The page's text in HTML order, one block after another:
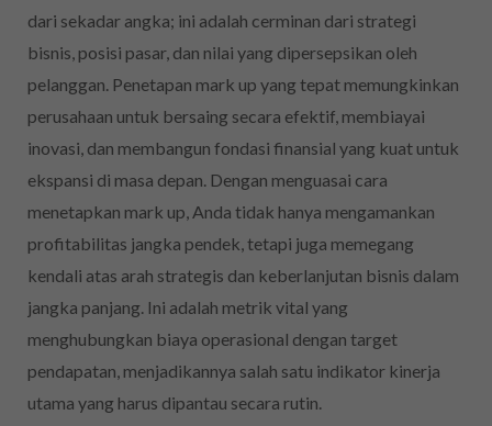
dari sekadar angka; ini adalah cerminan dari strategi
bisnis, posisi pasar, dan nilai yang dipersepsikan oleh
pelanggan. Penetapan mark up yang tepat memungkinkan
perusahaan untuk bersaing secara efektif, membiayai
inovasi, dan membangun fondasi finansial yang kuat untuk
ekspansi di masa depan. Dengan menguasai cara
menetapkan mark up, Anda tidak hanya mengamankan
profitabilitas jangka pendek, tetapi juga memegang
kendali atas arah strategis dan keberlanjutan bisnis dalam
jangka panjang. Ini adalah metrik vital yang
menghubungkan biaya operasional dengan target
pendapatan, menjadikannya salah satu indikator kinerja
utama yang harus dipantau secara rutin.